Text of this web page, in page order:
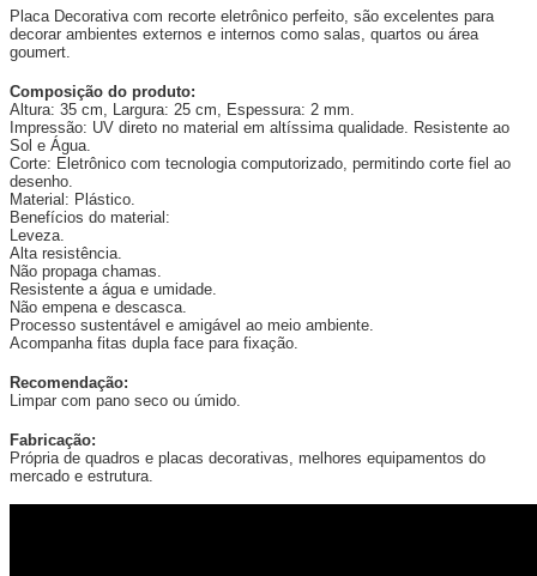
Placa Decorativa com recorte eletrônico perfeito, são excelentes para
decorar ambientes externos e internos como salas, quartos ou área
goumert.
Composição do produto:
Altura: 35 cm, Largura: 25 cm, Espessura: 2 mm.
Impressão: UV direto no material em altíssima qualidade. Resistente ao
Sol e Água.
Corte: Eletrônico com tecnologia computorizado, permitindo corte fiel ao
desenho.
Material: Plástico.
Benefícios do material:
Leveza.
Alta resistência.
Não propaga chamas.
Resistente a água e umidade.
Não empena e descasca.
Processo sustentável e amigável ao meio ambiente.
Acompanha fitas dupla face para fixação.
Recomendação:
Limpar com pano seco ou úmido.
Fabricação:
Própria de quadros e placas decorativas, melhores equipamentos do
mercado e estrutura.